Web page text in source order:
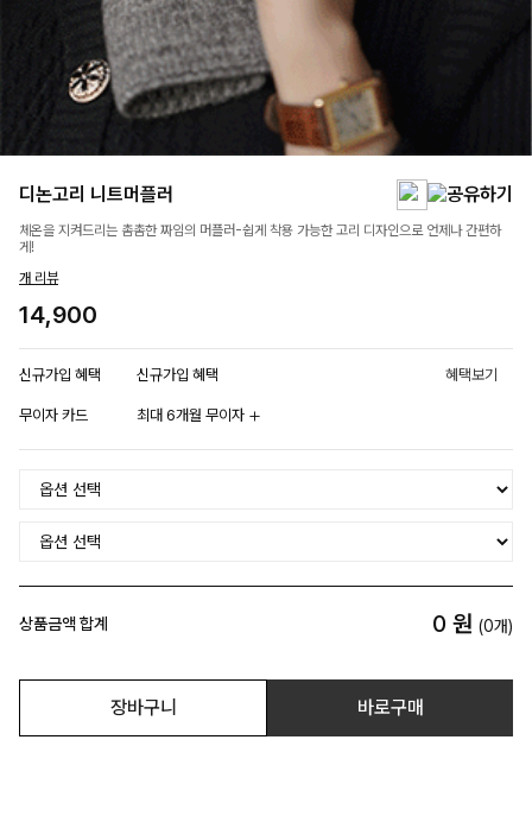
디논고리 니트머플러
체온을 지켜드리는 촘촘한 짜임의 머플러-쉽게 착용 가능한 고리 디자인으로 언제나 간편하
게!
개 리뷰
14,900
신규가입 혜택 신규가입 혜택 혜택보기
무이자 카드 최대 6개월 무이자
상품금액 합계 0 원 (0개)
장바구니 바로구매